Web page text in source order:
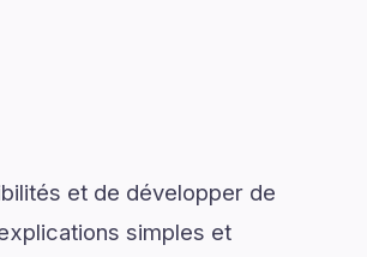
et de développer de
simples et